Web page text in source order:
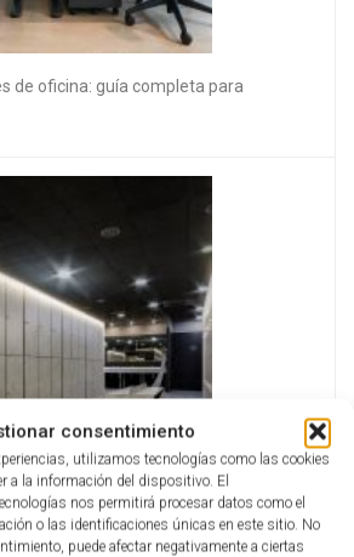
consentimiento
utilizamos tecnologías como las cookies
a la información del dispositivo. El
nos permitirá procesar datos como el
o las identificaciones únicas en este sitio. No
puede afectar negativamente a ciertas
de oficina: guía completa para